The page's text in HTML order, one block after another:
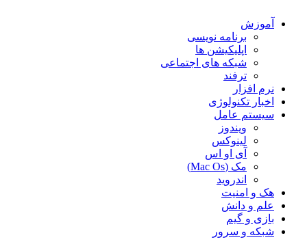
آموزش
برنامه نویسی
اپلیکیشن ها
شبکه های اجتماعی
ترفند
نرم افزار
اخبار تکنولوژی
سیستم عامل
ویندوز
لینوکس
آی او اس
مک (Mac Os)
اندروید
هک و امنیت
علم و دانش
بازی و گیم
شبکه و سرور